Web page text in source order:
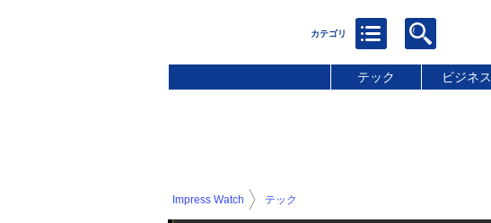
テック ビジネス
Impress Watch テック